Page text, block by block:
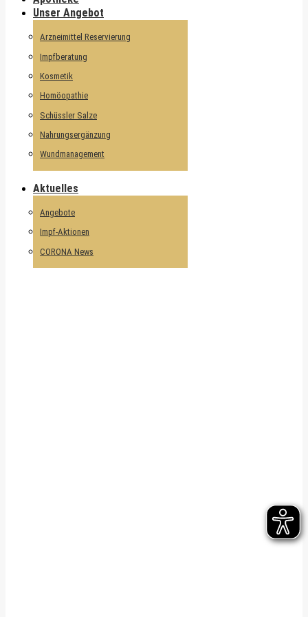
Unser Angebot
Arzneimittel Reservierung
Impfberatung
Kosmetik
Homöopathie
Schüssler Salze
Nahrungsergänzung
Wundmanagement
Aktuelles
Angebote
Impf-Aktionen
CORONA News